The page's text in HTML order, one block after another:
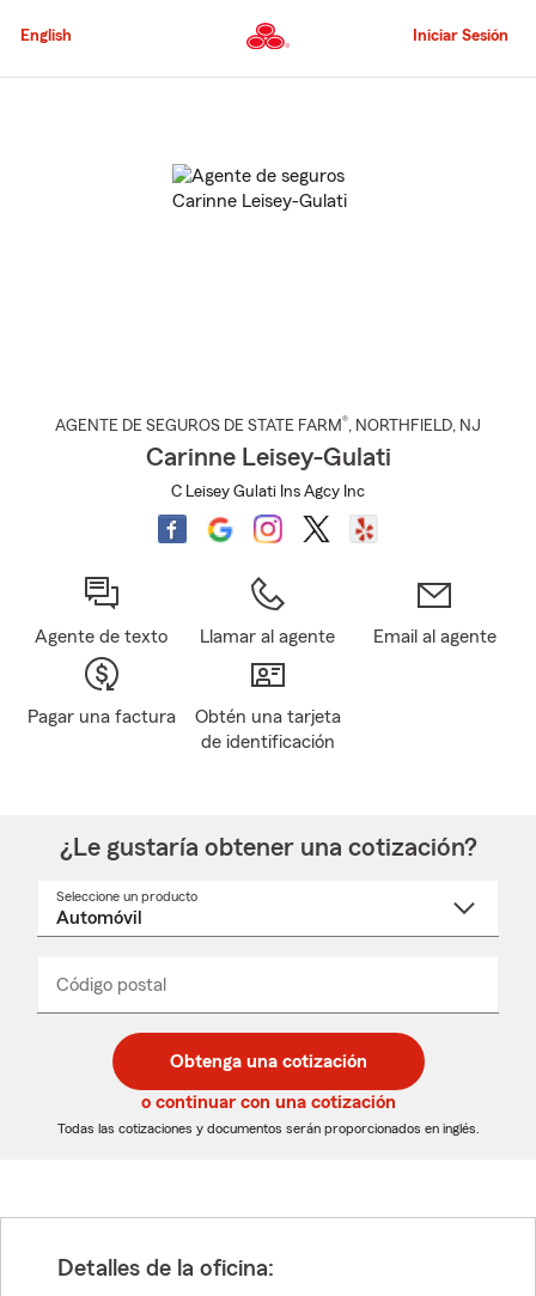
al
principal
English Iniciar Sesión
AGENTE DE SEGUROS DE STATE FARM®, NORTHFIELD, NJ
Carinne Leisey-Gulati
C Leisey Gulati Ins Agcy Inc
Agente de texto Llamar al agente Email al agente
Pagar una factura
Obtén una tarjeta
de identificación
¿Le gustaría obtener una cotización?
Seleccione un producto
desplegable
Código postal
de
5
dígitos
de
5
dígitos
_____
Obtenga una cotización
o continuar con una cotización
Todas las cotizaciones y documentos serán proporcionados en inglés.
Detalles de la oficina: